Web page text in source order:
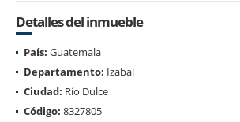
Detalles del inmueble
País: Guatemala
Departamento: Izabal
Ciudad: Río Dulce
Código: 8327805